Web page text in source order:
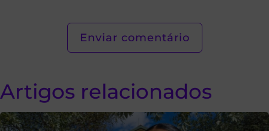
Artigos relacionados